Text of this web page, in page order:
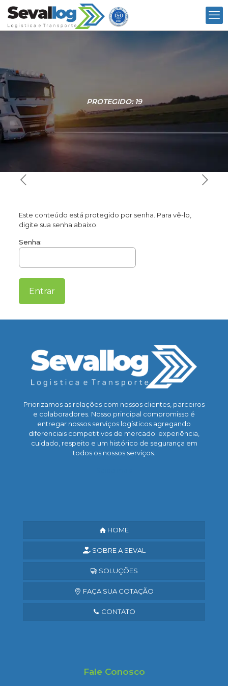
PROTEGIDO: 19
Este conteúdo está protegido por senha. Para vê-lo,
digite sua senha abaixo.
Senha:
Priorizamos as relações com nossos clientes, parceiros
e colaboradores. Nosso principal compromisso é
entregar nossos serviços logísticos agregando
diferenciais competitivos de mercado: experiência,
cuidado, respeito e um histórico de segurança em
todos os nossos serviços.
HOME
SOBRE A SEVAL
SOLUÇÕES
FAÇA SUA COTAÇÃO
CONTATO
Fale Conosco